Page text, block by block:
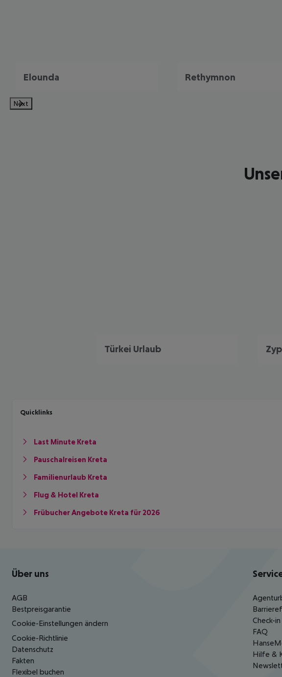
Elounda Rethymnon
Next
Türkei Urlaub
Quicklinks
Last Minute Kreta
Pauschalreisen Kreta
Familienurlaub Kreta
Flug & Hotel Kreta
Frübucher Angebote Kreta für 2026
Footer navigation
Über uns
AGB
Bestpreisgarantie
Cookie-Einstellungen ändern
Cookie-Richtlinie
Datenschutz
Fakten
Flexibel buchen
Check-in
FAQ
Hilfe &